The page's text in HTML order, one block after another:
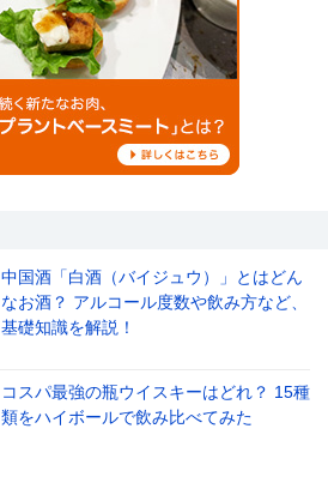
中国酒「白酒（バイジュウ）」とはどん
なお酒？ アルコール度数や飲み方など、
基礎知識を解説！
コスパ最強の瓶ウイスキーはどれ？ 15種
類をハイボールで飲み比べてみた